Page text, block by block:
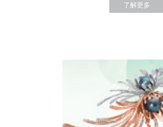
了解更多